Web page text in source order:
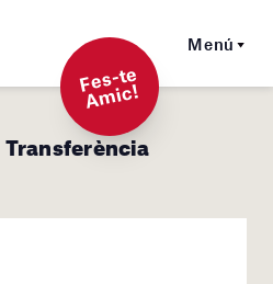
Menú
F
es-t
e
A
mi
c!
Transferència